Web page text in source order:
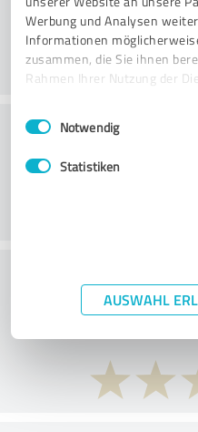
Werbung und Analysen
Informationen
zusammen, die Sie ihnen
Rahmen Ihrer Nutzung der
Impressum
Einwilligungsauswahl
Notwendig
Statistiken
AUSWAHL
Wie
Preis-/